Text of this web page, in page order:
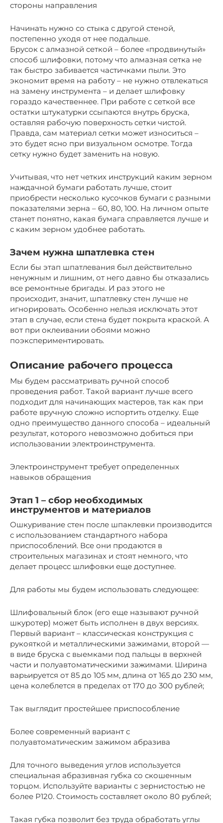
стороны направления
Начинать нужно со стыка с другой стеной,
постепенно уходя от нее подальше.
Брусок с алмазной сеткой – более «продвинутый»
способ шлифовки, потому что алмазная сетка не
так быстро забивается частичками пыли. Это
экономит время на работу – не нужно отвлекаться
на замену инструмента – и делает шлифовку
гораздо качественнее. При работе с сеткой все
остатки штукатурки ссыпаются внутрь бруска,
оставляя рабочую поверхность сетки чистой.
Правда, сам материал сетки может износиться –
это будет ясно при визуальном осмотре. Тогда
сетку нужно будет заменить на новую.
Учитывая, что нет четких инструкций каким зерном
наждачной бумаги работать лучше, стоит
приобрести несколько кусочков бумаги с разными
показателями зерна – 60, 80, 100. На личном опыте
станет понятно, какая бумага справляется лучше и
с каким зерном удобнее работать.
Зачем нужна шпатлевка стен
Если бы этап шпатлевания был действительно
ненужным и лишним, от него давно бы отказались
все ремонтные бригады. И раз этого не
происходит, значит, шпатлевку стен лучше не
игнорировать. Особенно нельзя исключать этот
этап в случае, если стена будет покрыта краской. А
вот при оклеивании обоями можно
поэкспериментировать.
Описание рабочего процесса
Мы будем рассматривать ручной способ
проведения работ. Такой вариант лучше всего
подходит для начинающих мастеров, так как при
работе вручную сложно испортить отделку. Еще
одно преимущество данного способа – идеальный
результат, которого невозможно добиться при
использовании электроинструмента.
Электроинструмент требует определенных
навыков обращения
Этап 1 – сбор необходимых
инструментов и материалов
Ошкуривание стен после шпаклевки производится
с использованием стандартного набора
приспособлений. Все они продаются в
строительных магазинах и стоят немного, что
делает процесс шлифовки еще доступнее.
Для работы мы будем использовать следующее:
Шлифовальный блок (его еще называют ручной
шкуротер) может быть исполнен в двух версиях.
Первый вариант – классическая конструкция с
рукояткой и металлическими зажимами, второй —
в виде бруска с выемками под пальцы в верхней
части и полуавтоматическими зажимами. Ширина
варьируется от 85 до 105 мм, длина от 165 до 230 мм,
цена колеблется в пределах от 170 до 300 рублей;
Так выглядит простейшее приспособление
Более современный вариант с
полуавтоматическим зажимом абразива
Для точного выведения углов используется
специальная абразивная губка со скошенным
торцом. Используйте варианты с зернистостью не
более Р120. Стоимость составляет около 80 рублей;
Такая губка позволит без труда обработать углы